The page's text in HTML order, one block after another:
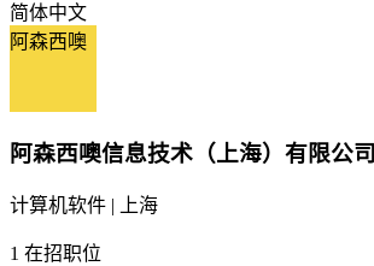
简体中文
阿森西噢
阿森西噢信息技术（上海）有限公司
计算机软件 | 上海
1 在招职位